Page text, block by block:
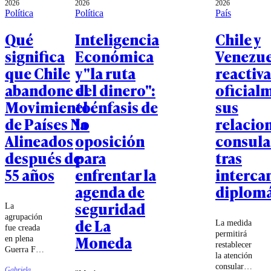
2026
Política
Qué
significa
que Chile
abandone el
Movimiento
de Países No
Alineados
después de
55 años
La
agrupación
fue creada
en plena
Guerra Fría
2026
Política
Inteligencia
Económica
y "la ruta
del dinero":
el énfasis de
la
oposición
para
enfrentar la
agenda de
seguridad
de La
Moneda
2026
País
Chile y
sus
tras
La medida
permitirá
restablecer
la atención
consular